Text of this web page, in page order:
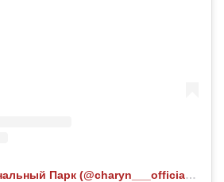
Чарынский Национальный Парк (@charyn___official) 分享的帖子